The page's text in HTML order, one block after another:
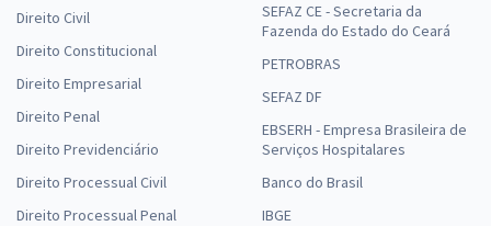
Direito Civil
Direito Constitucional
Direito Empresarial
Direito Penal
Direito Previdenciário
Direito Processual Civil
Direito Processual Penal
SEFAZ CE - Secretaria da
Fazenda do Estado do Ceará
PETROBRAS
SEFAZ DF
EBSERH - Empresa Brasileira de
Serviços Hospitalares
Banco do Brasil
IBGE